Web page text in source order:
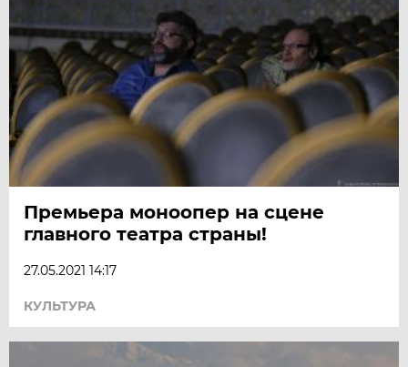
Премьера моноопер на сцене
главного театра страны!
27.05.2021 14:17
КУЛЬТУРА